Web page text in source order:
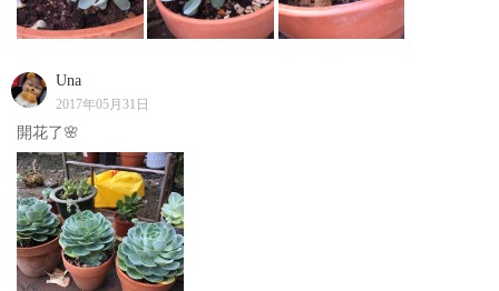
Una
2017年05月31日
開花了🌸